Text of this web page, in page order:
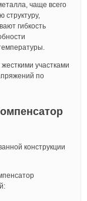
чаще всего
структуру,
гибкость
участками
по
конструкции